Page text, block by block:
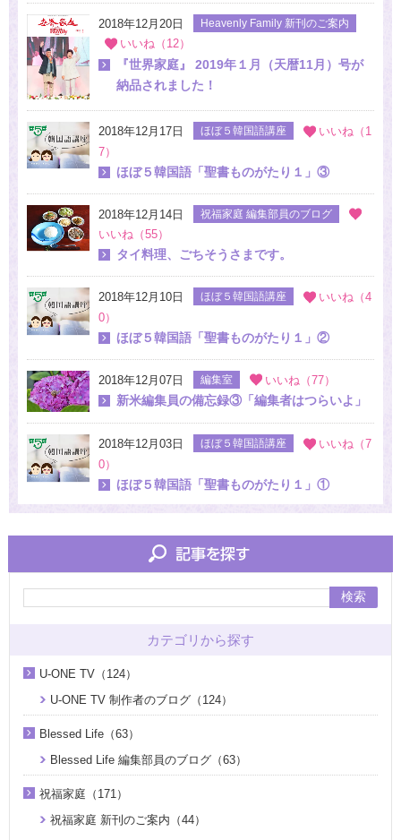
2018年12月20日 Heavenly Family 新刊のご案内
いいね（12）
『世界家庭』 2019年１月（天暦11月）号が
納品されました！
2018年12月17日 ほぼ５韓国語講座
いいね（1
7）
ほぼ５韓国語「聖書ものがたり１」③
2018年12月14日 祝福家庭 編集部員のブログ
いいね（55）
タイ料理、ごちそうさまです。
2018年12月10日 ほぼ５韓国語講座
いいね（4
0）
ほぼ５韓国語「聖書ものがたり１」②
2018年12月07日 編集室 いいね（77）
新米編集員の備忘録③「編集者はつらいよ」
2018年12月03日 ほぼ５韓国語講座
いいね（7
0）
ほぼ５韓国語「聖書ものがたり１」①
検索
カテゴリから探す
U-ONE TV（124）
U-ONE TV 制作者のブログ（124）
Blessed Life（63）
Blessed Life 編集部員のブログ（63）
祝福家庭（171）
祝福家庭 新刊のご案内（44）